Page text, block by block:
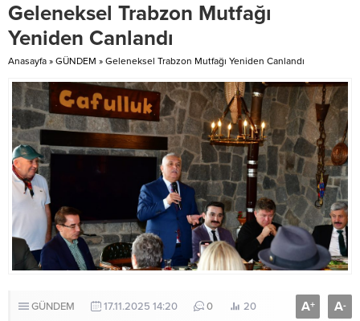
Geleneksel Trabzon Mutfağı
Yeniden Canlandı
Anasayfa » GÜNDEM » Geleneksel Trabzon Mutfağı Yeniden Canlandı
GÜNDEM 17.11.2025 14:20 0 20 A+ A-